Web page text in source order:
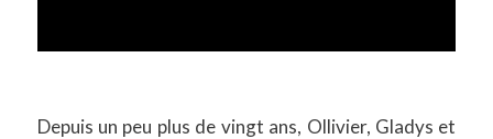
Depuis un peu plus de vingt ans, Ollivier, Gladys et